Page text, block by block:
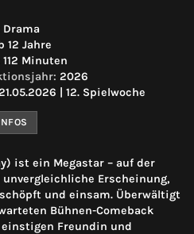
Drama
12 Jahre
112 Minuten
2026
| 12. Spielwoche
ist ein Megastar – auf der
Erscheinung,
und einsam. Überwältigt
Bühnen-Comeback
Freundin und